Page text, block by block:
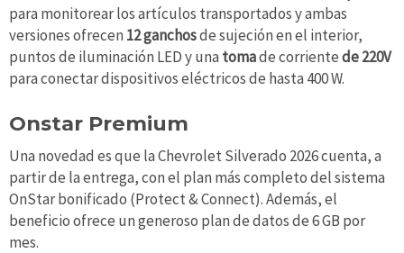
para monitorear los artículos transportados y ambas
versiones ofrecen 12 ganchosde sujeción en el interior,
puntos de iluminación LED y una tomade corrientede 220V
para conectar dispositivos eléctricos de hasta 400 W.
Onstar Premium
Una novedad es que la Chevrolet Silverado 2026 cuenta, a
partir de la entrega, con el plan más completo del sistema
OnStar bonificado (Protect & Connect). Además, el
beneficio ofrece un generoso plan de datos de 6 GB por
mes.